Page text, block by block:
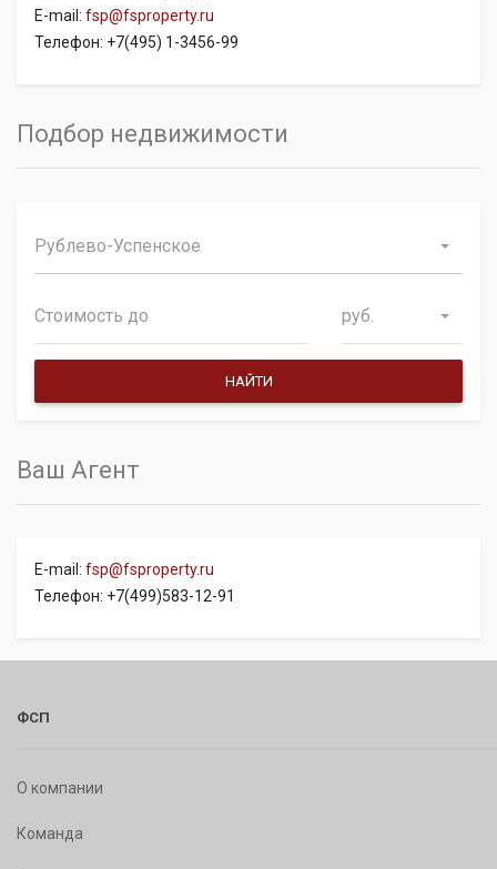
E-mail: fsp@fsproperty.ru
Телефон: +7(495) 1-3456-99
Подбор недвижимости
Рублево-Успенское
руб.
Ваш Агент
E-mail: fsp@fsproperty.ru
Телефон: +7(499)583-12-91
ФСП
О компании
Команда